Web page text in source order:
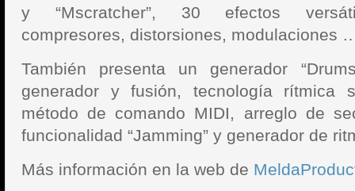
y “Mscratcher”, 30 efectos
compresores, distorsiones, modulaciones
También presenta un generador
generador y fusión, tecnología rítmica
método de comando MIDI, arreglo de
funcionalidad “Jamming” y generador de
Más información en la web de